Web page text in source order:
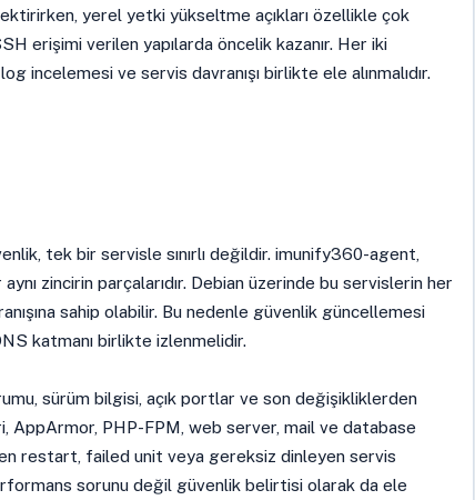
yerel yetki yükseltme açıkları özellikle çok
erişimi verilen yapılarda öncelik kazanır. Her iki
incelemesi ve servis davranışı birlikte ele alınmalıdır.
tek bir servisle sınırlı değildir. imunify360-agent,
zincirin parçalarıdır. Debian üzerinde bu servislerin her
sahip olabilir. Bu nedenle güvenlik güncellemesi
katmanı birlikte izlenmelidir.
sürüm bilgisi, açık portlar ve son değişikliklerden
AppArmor, PHP-FPM, web server, mail ve database
restart, failed unit veya gereksiz dinleyen servis
sorunu değil güvenlik belirtisi olarak da ele